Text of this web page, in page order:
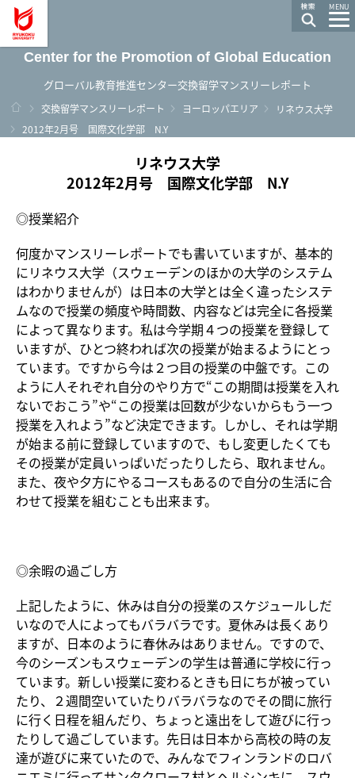
MENU
Center for the Promotion of Global Education
グローバル教育推進センター交換留学マンスリーレポート
ホーム
交換留学マンスリーレポート ヨーロッパエリア
リネウス大学
2012年2月号 国際文化学部 N.Y
リネウス大学
2012年2月号 国際文化学部 N.Y
◎授業紹介
何度かマンスリーレポートでも書いていますが、基本的
にリネウス大学（スウェーデンのほかの大学のシステム
はわかりませんが）は日本の大学とは全く違ったシステ
ムなので授業の頻度や時間数、内容などは完全に各授業
によって異なります。私は今学期４つの授業を登録して
いますが、ひとつ終われば次の授業が始まるようにとっ
ています。ですから今は２つ目の授業の中盤です。この
ように人それぞれ自分のやり方で“この期間は授業を入れ
ないでおこう”や“この授業は回数が少ないからもう一つ
授業を入れよう”など決定できます。しかし、それは学期
が始まる前に登録していますので、もし変更したくても
その授業が定員いっぱいだったりしたら、取れません。
また、夜や夕方にやるコースもあるので自分の生活に合
わせて授業を組むことも出来ます。
◎余暇の過ごし方
上記したように、休みは自分の授業のスケジュールしだ
いなので人によってもバラバラです。夏休みは長くあり
ますが、日本のように春休みはありません。ですので、
今のシーズンもスウェーデンの学生は普通に学校に行っ
ています。新しい授業に変わるときも日にちが被ってい
たり、２週間空いていたりバラバラなのでその間に旅行
に行く日程を組んだり、ちょっと遠出をして遊びに行っ
たりして過ごしています。先日は日本から高校の時の友
達が遊びに来ていたので、みんなでフィンランドのロバ